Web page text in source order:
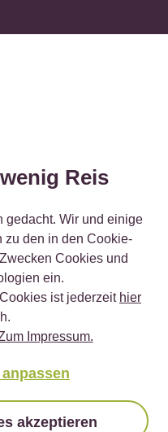
Reis
gedacht. Wir und einige
zu den in den Cookie-
Cookies und
ein.
ist jederzeit hier
Impressum.
akzeptieren